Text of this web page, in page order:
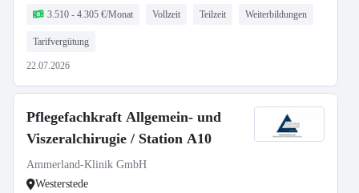
3.510 - 4.305 €/Monat Vollzeit Teilzeit Weiterbildungen
Tarifvergütung
22.07.2026
Pflegefachkraft Allgemein- und
Viszeralchirugie / Station A10
Ammerland-Klinik GmbH
Westerstede